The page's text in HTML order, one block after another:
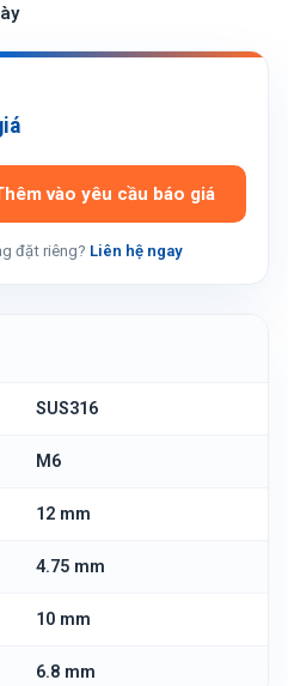
vào yêu cầu báo giá
đặt riêng? Liên hệ ngay
SUS316
M6
12 mm
4.75 mm
10 mm
6.8 mm